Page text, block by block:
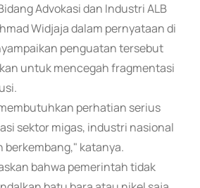
Advokasi dan Industri ALB
Widjaja dalam pernyataan di
penguatan tersebut
untuk mencegah fragmentasi
perhatian serius
sektor migas, industri nasional
katanya.
bahwa pemerintah tidak